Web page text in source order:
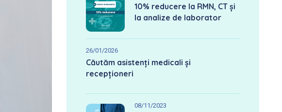
10% reducere la RMN, CT și
la analize de laborator
26/01/2026
Căutăm asistenți medicali și
recepționeri
08/11/2023